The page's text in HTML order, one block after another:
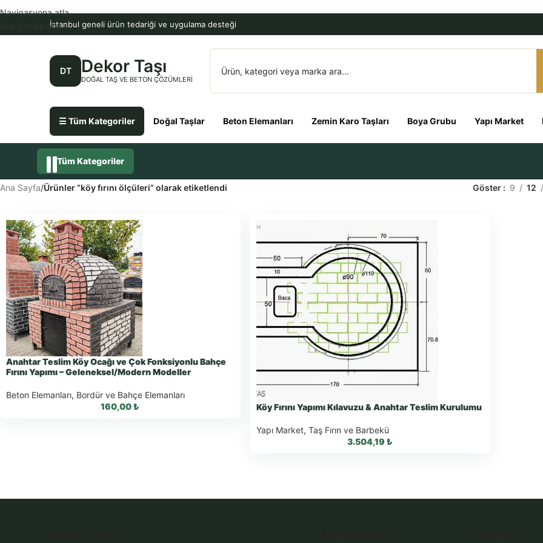
İstanbul geneli ürün tedariği ve uygulama desteği
DT Dekor Taşı
DOĞAL TAŞ VE BETON ÇÖZÜMLERI
☰ Tüm Kategoriler Doğal Taşlar Beton Elemanları Zemin Karo Taşları Boya Grubu Yapı Market
Navigasyona atla
Ana içeriğe atla
Tüm Kategoriler
Ana Sayfa/Ürünler “köy fırını ölçüleri” olarak etiketlendi Göster 9 12
Anahtar Teslim Köy Ocağı ve Çok Fonksiyonlu Bahçe
Fırını Yapımı – Geleneksel/Modern Modeller
Beton Elemanları, Bordür ve Bahçe Elemanları
160,00₺
WhatsApp Teklif Al
Köy Fırını Yapımı Kılavuzu & Anahtar Teslim Kurulumu
Yapı Market, Taş Fırın ve Barbekü
3.504,19₺